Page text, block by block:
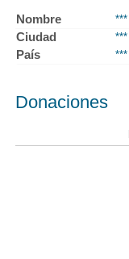
Contáctenos
Nombre ***
Ciudad
***
País
***
Donaciones